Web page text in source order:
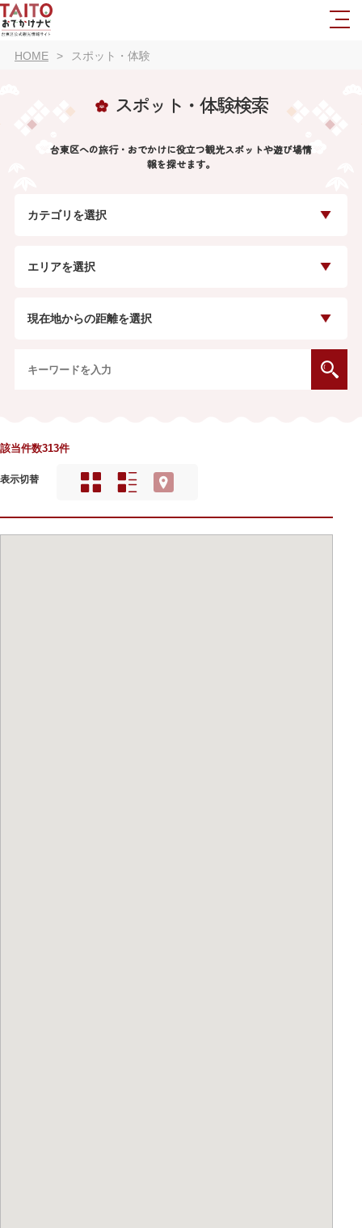
HOME スポット・体験
スポット・体験検索
台東区への旅行・おでかけに役立つ観光スポットや遊び場情
報を探せます。
カテゴリを選択
エリアを選択
現在地からの距離を選択
該当件数313件
表示切替